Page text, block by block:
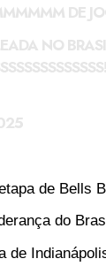
DE
NO
de Bells
do
de